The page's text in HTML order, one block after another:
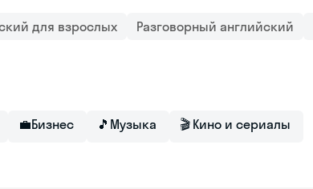
для взрослых Разговорный английский
💼Бизнес 🎵 Музыка 🎬 Кино и сериалы